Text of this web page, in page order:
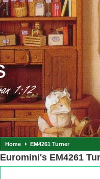
Home EM4261 Turner
Euromini's EM4261